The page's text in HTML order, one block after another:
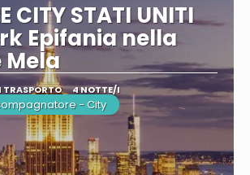
CITY STATI UNITI
Epifania nella
Mela
TRASPORTO 4 NOTTE/I
- City